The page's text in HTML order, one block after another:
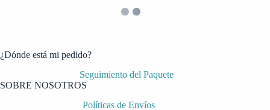
¿Dónde está mi pedido?
Seguimiento del Paquete
SOBRE NOSOTROS
Políticas de Envíos